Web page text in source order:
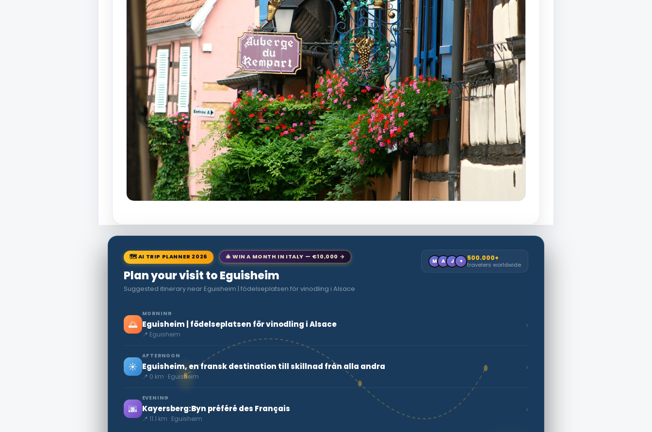
🗺 AI TRIP PLANNER 2026 🎄 WIN A MONTH IN ITALY — €10,000 →
Plan your visit to Eguisheim
Suggested itinerary near Eguisheim | födelseplatsen för vinodling i Alsace
M A J + 500.000+
travelers worldwide
🌅
MORNING
Eguisheim | födelseplatsen för vinodling i Alsace
📍 Eguisheim
›
☀️
AFTERNOON
Eguisheim, en fransk destination till skillnad från alla andra
📍 0 km · Eguisheim
›
🌆
EVENING
Kayersberg:Byn préféré des Français
📍 11.1 km · Eguisheim
›